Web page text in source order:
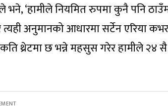
भने, ‘हामीले नियमित रुपमा कुनै पनि
अनुमानको आधारमा सर्टेन एरिया कभर
थ्रेटमा छ भन्ने महसुस गरेर हामीले २४ सै